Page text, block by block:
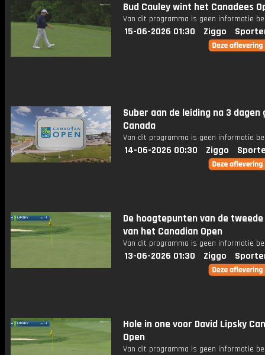
Bud Cauley wint het Canadees
Van dit programma is geen informatie
15-06-2026 01:30 Ziggo
Suber aan de leiding na 3 dagen
Canada
Van dit programma is geen informatie
14-06-2026 00:30 Ziggo
De hoogtepunten van de
van het Canadian Open
Van dit programma is geen informatie
13-06-2026 01:30 Ziggo
Hole in one voor David Lipsky
Open
Van dit programma is geen informatie